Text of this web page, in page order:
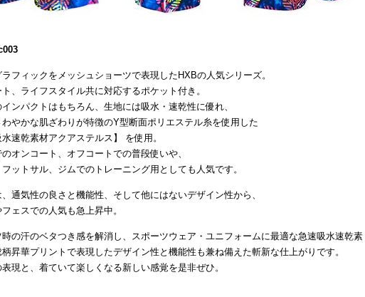
フィックをメッシュショーツで表現したHXBの人気シリーズ。
、ライフスタイル共に対応するポケット付き。
インパクトはもちろん、生地には吸水・速乾性に優れ、
やかな肌ざわりが特徴のY型断面ポリエステル糸を使用した
水速乾素材アクアステルス】 を使用。
オンコート、オフコートでの普段使いや、
ットサル、ジムでのトレーニング用としても人気です。
通気性の良さと機能性、そして他にはないデザイン性から、
ェスでの人気も急上昇中。
時の汗のベタつき感を解消し、スポーツウェア・ユニフォームに最適な急速吸水速乾素
昇華プリントで表現したデザイン性と機能性も兼ね備えた斬新な仕上がりです。
現と、着ていて楽しくなる新しい感覚を是非ぜひ。